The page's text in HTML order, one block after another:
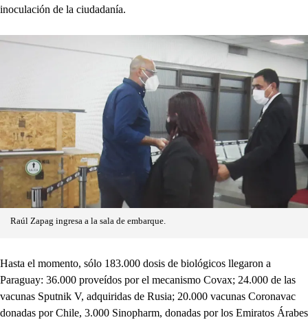
inoculación de la ciudadanía.
Raúl Zapag ingresa a la sala de embarque.
Hasta el momento, sólo 183.000 dosis de biológicos llegaron a
Paraguay: 36.000 proveídos por el mecanismo Covax; 24.000 de las
vacunas Sputnik V, adquiridas de Rusia; 20.000 vacunas Coronavac
donadas por Chile, 3.000 Sinopharm, donadas por los Emiratos Árabes